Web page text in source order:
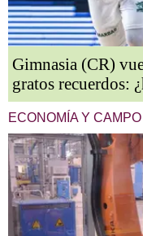
Gimnasia (CR)
gratos recuerdos:
ECONOMÍA Y CAMPO